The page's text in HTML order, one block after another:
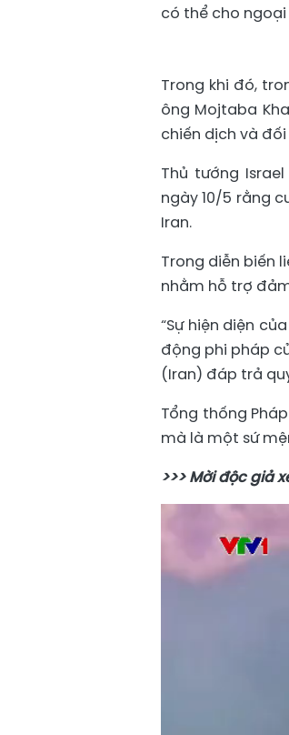
có thể cho
Trong khi đó,
ông Mojtaba
chiến dịch và
Thủ tướng
ngày 10/5 rằng
Iran.
Trong diễn biến
nhằm hỗ trợ
“Sự hiện diện
động phi pháp
(Iran) đáp trả
Tổng thống
mà là một sứ
>>> Mời độc giả